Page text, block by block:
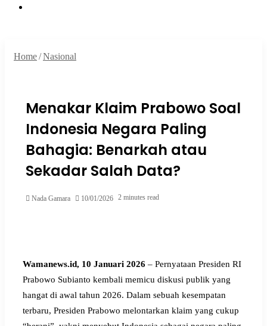
Home/Nasional
Menakar Klaim Prabowo Soal
Indonesia Negara Paling
Bahagia: Benarkah atau
Sekadar Salah Data?
Nada Gamara 10/01/2026 2 minutes read
Wamanews.id, 10 Januari 2026 – Pernyataan Presiden RI
Prabowo Subianto kembali memicu diskusi publik yang
hangat di awal tahun 2026. Dalam sebuah kesempatan
terbaru, Presiden Prabowo melontarkan klaim yang cukup